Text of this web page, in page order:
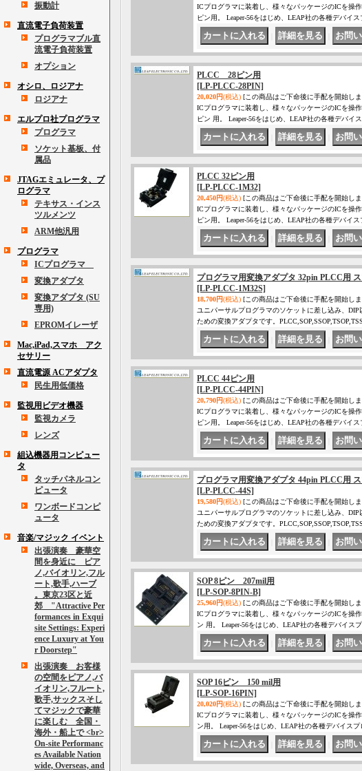
振動計
直流電子負荷装置
プログラマブル直
流電子負荷装置
オプション
オシロ、ロジアナ
ロジアナ
エルプロ社プログラマ
プログラマ
ソケット基板、付
属品
JTAGエミュレータ、プ
ログラマ
テキサス・インス
ツルメンツ
ARM他汎用
プログラマ
ICプログラマ
変換アダプタ
変換アダプタ (SU
専用)
EPROMイレーザ
Mac,iPad,スマホ アク
セサリー
直流電源 ACアダプタ
民生用低価格
監視用ビデオ機器
監視カメラ
レンズ
組込機器用コンピュー
タ
タッチパネルコン
ピュータ
ワンボードコンピ
ュータ
音楽/マジック イベント
出張演奏 豪華空
間を身近に ピア
ノ,バイオリン,フル
ート,歌手,ハーブ
。東京23区と近
郊 "Attractive Per
formances in Exqui
site Settings: Experi
ence Luxury at You
r Doorstep"
出張演奏 お客様
の空間をピアノ,バ
イオリン,フルート,
歌手,サックスそし
てマジックで豪華
に楽しむ 全国・
海外・船上で <br>
On-site Performanc
es Available Nation
wide, Overseas, and
ICプログラマに装着し、様々なパッケージのICを操
ピン用。 Leaper-56をはじめ、LEAP社の各種デバイ
PLCC 28ピン用
[LP-PLCC-28PIN]
20,020円(税込) [この商品はご下命後に手配を開始し
ICプログラマに装着し、様々なパッケージのICを操
ピン 用。 Leaper-56をはじめ、LEAP社の各種デバイ
PLCC 32ピン用
[LP-PLCC-1M32]
20,450円(税込) [この商品はご下命後に手配を開始し
ICプログラマに装着し、様々なパッケージのICを操
ピン用。 Leaper-56をはじめ、LEAP社の各種デバイ
プログラマ用変換アダプタ 32pin PLCC用
[LP-PLCC-1M32S]
18,700円(税込) [この商品はご下命後に手配を開始し
ユニパーサルプログラマのソケットに差し込み、
ための変換アダプタです。
PLCC 44ピン用
[LP-PLCC-44PIN]
20,790円(税込) [この商品はご下命後に手配を開始し
ICプログラマに装着し、様々なパッケージのICを操
ピン用。 Leaper-56をはじめ、LEAP社の各種デバイ
プログラマ用変換アダプタ 44pin PLCC用
[LP-PLCC-44S]
19,580円(税込) [この商品はご下命後に手配を開始し
ユニパーサルプログラマのソケットに差し込み、
ための変換アダプタです。
SOP 8ピン 207mil用
[LP-SOP-8PIN-B]
25,960円(税込) [この商品はご下命後に手配を開始し
ICプログラマに装着し、様々なパッケージのICを操
ン 用。 Leaper-56をはじめ、LEAP社の各種デバイス
SOP 16ピン 150 mil用
[LP-SOP-16PIN]
20,020円(税込) [この商品はご下命後に手配を開始し
ICプログラマに装着し、様々なパッケージのICを操
ン用。 Leaper-56をはじめ、LEAP社の各種デバイス